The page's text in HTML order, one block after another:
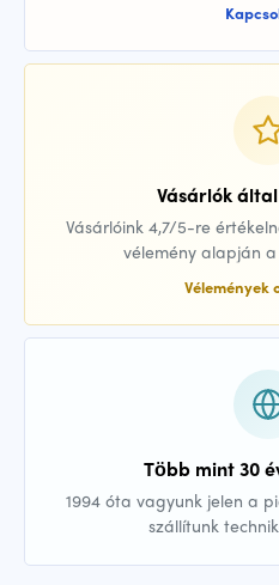
Vásárlók
Vásárlóink 4,7/5-re
vélemény alapján
Vélemények
Több mint 30
1994 óta vagyunk jelen a
szállítunk